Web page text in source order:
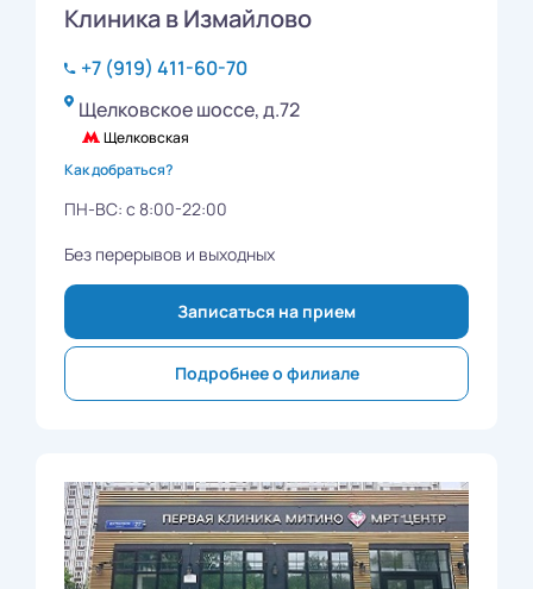
Клиника в Измайлово
+7 (919) 411-60-70
Щелковское шоссе, д.72
Щелковская
Как добраться?
ПН-ВС: с 8:00-22:00
Без перерывов и выходных
Записаться на прием
Подробнее о филиале